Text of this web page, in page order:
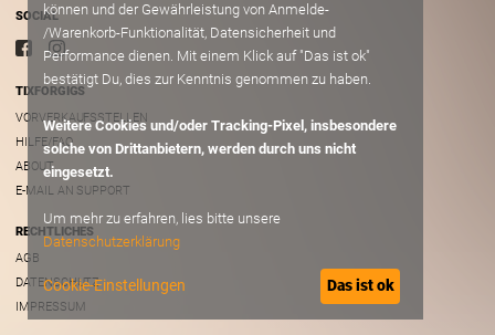
SOCIAL
TIXFORGIGS
VORVERKAUFSSTELLEN
HILFE/FAQ
ABOUT
E-MAIL AN SUPPORT
RECHTLICHES
AGB
DATENSCHUTZ
IMPRESSUM
können und der Gewährleistung von Anmelde-
/Warenkorb-Funktionalität, Datensicherheit und
Performance dienen. Mit einem Klick auf "Das ist ok"
bestätigt Du, dies zur Kenntnis genommen zu haben.
Weitere Cookies und/oder Tracking-Pixel, insbesondere
solche von Drittanbietern, werden durch uns nicht
eingesetzt.
Um mehr zu erfahren, lies bitte unsere
Datenschutzerklärung
Cookie-Einstellungen Das ist ok